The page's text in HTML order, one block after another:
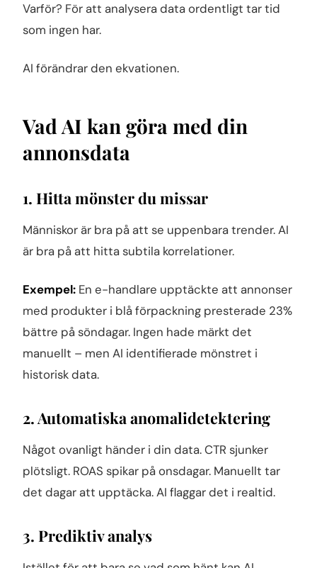
Varför? För att analysera data ordentligt tar tid
som ingen har.
AI förändrar den ekvationen.
Vad AI kan göra med din
annonsdata
1. Hitta mönster du missar
Människor är bra på att se uppenbara trender. AI
är bra på att hitta subtila korrelationer.
Exempel: En e-handlare upptäckte att annonser
med produkter i blå förpackning presterade 23%
bättre på söndagar. Ingen hade märkt det
manuellt – men AI identifierade mönstret i
historisk data.
2. Automatiska anomalidetektering
Något ovanligt händer i din data. CTR sjunker
plötsligt. ROAS spikar på onsdagar. Manuellt tar
det dagar att upptäcka. AI flaggar det i realtid.
3. Prediktiv analys